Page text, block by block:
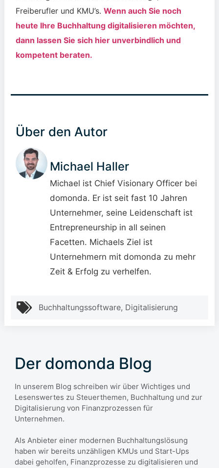
Freiberufler und KMU’s. Wenn auch Sie noch
heute Ihre Buchhaltung digitalisieren möchten,
dann lassen Sie sich hier unverbindlich und
kompetent beraten.
Über den Autor
Michael Haller
Michael ist Chief Visionary Officer bei
domonda. Er ist seit fast 10 Jahren
Unternehmer, seine Leidenschaft ist
Entrepreneurship in all seinen
Facetten. Michaels Ziel ist
Unternehmern mit domonda zu mehr
Zeit & Erfolg zu verhelfen.
Buchhaltungssoftware, Digitalisierung
Der domonda Blog
In unserem Blog schreiben wir über Wichtiges und
Lesenswertes zu Steuerthemen, Buchhaltung und zur
Digitalisierung von Finanzprozessen für
Unternehmen.
Als Anbieter einer modernen Buchhaltungslösung
haben wir bereits unzähligen KMUs und Start-Ups
dabei geholfen, Finanzprozesse zu digitalisieren und